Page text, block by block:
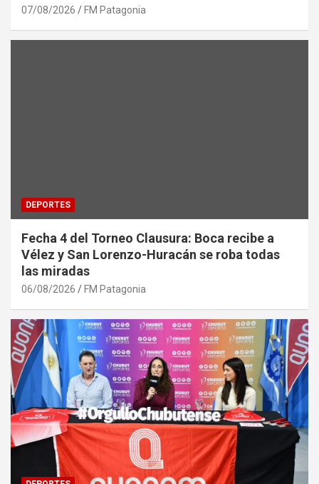
07/08/2026 FM Patagonia
DEPORTES
Fecha 4 del Torneo Clausura: Boca recibe a
Vélez y San Lorenzo-Huracán se roba todas
las miradas
06/08/2026 FM Patagonia